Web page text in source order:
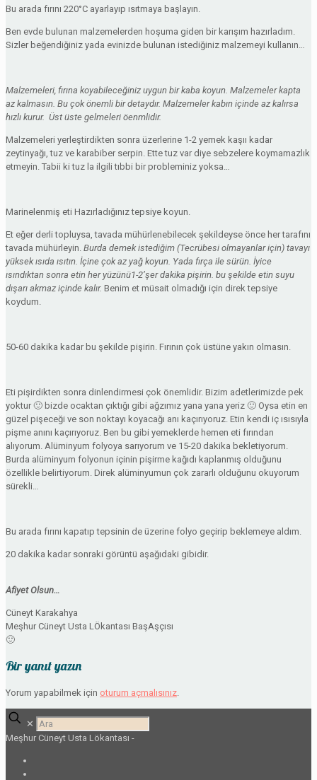
Bu arada fırını 220°C ayarlayıp ısıtmaya başlayın.
Ben evde bulunan malzemelerden hoşuma giden bir karışım hazırladım.
Sizler beğendiğiniz yada evinizde bulunan istediğiniz malzemeyi kullanın…
Malzemeleri, fırına koyabileceğiniz uygun bir kaba koyun. Malzemeler kapta
az kalmasın. Bu çok önemli bir detaydır. Malzemeler kabın içinde az kalırsa
hızlı kurur. Üst üste gelmeleri öenmlidir.
Malzemeleri yerleştirdikten sonra üzerlerine 1-2 yemek kaşıı kadar
zeytinyağı, tuz ve karabiber serpin. Ette tuz var diye sebzelere koymamazlık
etmeyin. Tabii ki tuz la ilgili tıbbi bir probleminiz yoksa…
Marinelenmiş eti Hazırladığınız tepsiye koyun.
Et eğer derli topluysa, tavada mühürlenebilecek şekildeyse önce her tarafını
tavada mühürleyin. Burda demek istediğim (Tecrübesi olmayanlar için) tavayı
yüksek ısıda ısıtın. İçine çok az yağ koyun. Yada fırça ile sürün. İyice
ısındıktan sonra etin her yüzünü1-2’şer dakika pişirin. bu şekilde etin suyu
dışarı akmaz içinde kalır. Benim et müsait olmadığı için direk tepsiye
koydum.
50-60 dakika kadar bu şekilde pişirin. Fırının çok üstüne yakın olmasın.
Eti pişirdikten sonra dinlendirmesi çok önemlidir. Bizim adetlerimizde pek
yoktur 🙂 bizde ocaktan çıktığı gibi ağzımız yana yana yeriz 🙂 Oysa etin en
güzel pişeceği ve son noktayı koyacağı anı kaçırıyoruz. Etin kendi iç ısısıyla
pişme anını kaçırıyoruz. Ben bu gibi yemeklerde hemen eti fırından
alıyorum. Alüminyum folyoya sarıyorum ve 15-20 dakika bekletiyorum.
Burda alüminyum folyonun içinin pişirme kağıdı kaplanmış olduğunu
özellikle belirtiyorum. Direk alüminyumun çok zararlı olduğunu okuyorum
sürekli…
Bu arada fırını kapatıp tepsinin de üzerine folyo geçirip beklemeye aldım.
20 dakika kadar sonraki görüntü aşağıdaki gibidir.
Afiyet Olsun…
Cüneyt Karakahya
Meşhur Cüneyt Usta LÖkantası BaşAşçısı
🙂
Bir yanıt yazın
Yorum yapabilmek için oturum açmalısınız.
✕
Meşhur Cüneyt Usta Lökantası -